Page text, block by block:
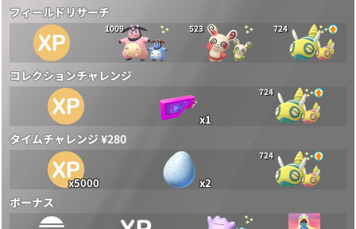
フィールドリサーチ
1009 523 724
コレクションチャレンジ
x1
724
タイムチャレンジ ¥280
x5000 x2
724
ボーナス